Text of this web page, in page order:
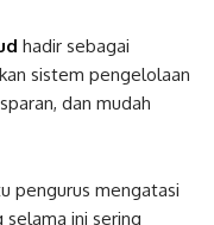
hadir sebagai
sistem pengelolaan
dan mudah
pengurus mengatasi
ini sering